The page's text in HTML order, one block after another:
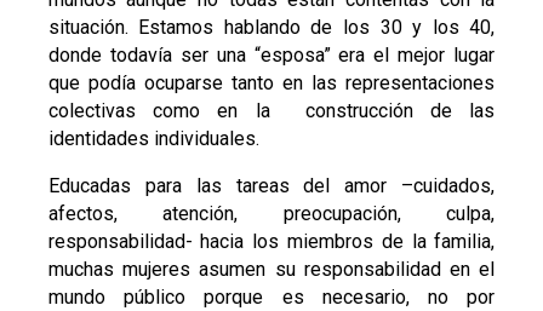
situación. Estamos hablando de los 30 y los 40,
donde todavía ser una “esposa” era el mejor lugar
que podía ocuparse tanto en las representaciones
colectivas como en la construcción de las
identidades individuales.
Educadas para las tareas del amor –cuidados,
afectos, atención, preocupación, culpa,
responsabilidad- hacia los miembros de la familia,
muchas mujeres asumen su responsabilidad en el
mundo público porque es necesario, no por